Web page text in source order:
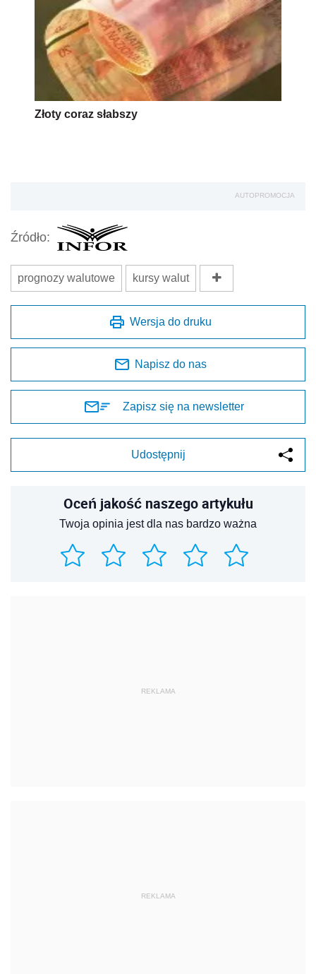
Złoty coraz słabszy
AUTOPROMOCJA
Źródło:
prognozy walutowe kursy walut
Wersja do druku
Napisz do nas
Zapisz się na newsletter
Udostępnij
Oceń jakość naszego artykułu
Twoja opinia jest dla nas bardzo ważna
REKLAMA
REKLAMA